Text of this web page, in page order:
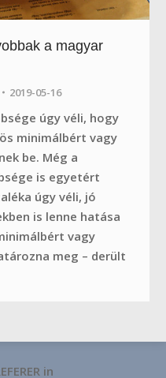
a magyar
2019-05-16
úgy véli, hogy
minimálbért vagy
be. Még a
is egyetért
úgy véli, jó
is lenne hatása
vagy
meg – derült
in